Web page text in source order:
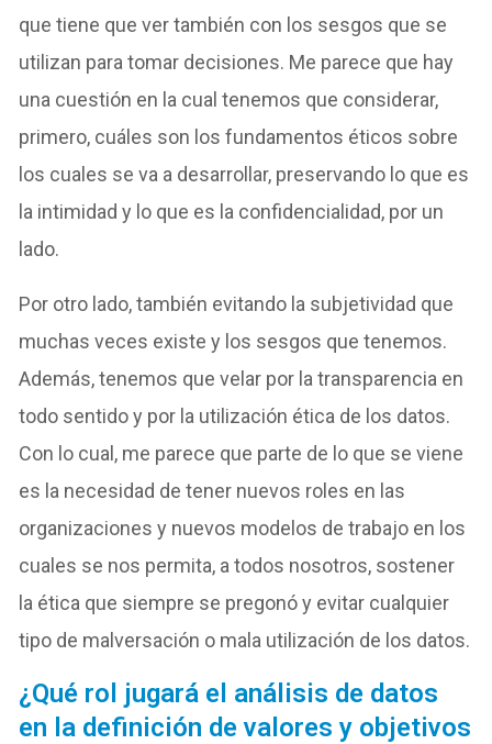
que tiene que ver también con los sesgos que se
utilizan para tomar decisiones. Me parece que hay
una cuestión en la cual tenemos que considerar,
primero, cuáles son los fundamentos éticos sobre
los cuales se va a desarrollar, preservando lo que es
la intimidad y lo que es la confidencialidad, por un
lado.
Por otro lado, también evitando la subjetividad que
muchas veces existe y los sesgos que tenemos.
Además, tenemos que velar por la transparencia en
todo sentido y por la utilización ética de los datos.
Con lo cual, me parece que parte de lo que se viene
es la necesidad de tener nuevos roles en las
organizaciones y nuevos modelos de trabajo en los
cuales se nos permita, a todos nosotros, sostener
la ética que siempre se pregonó y evitar cualquier
tipo de malversación o mala utilización de los datos.
¿Qué rol jugará el análisis de datos
en la definición de valores y objetivos